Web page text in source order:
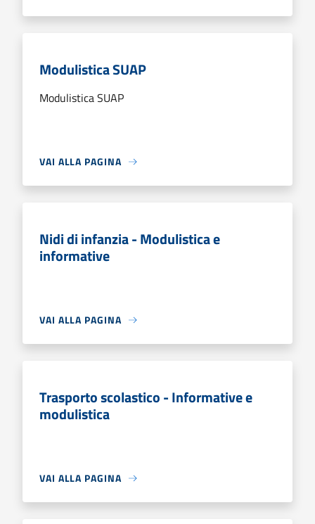
Modulistica SUAP
Modulistica SUAP
VAI ALLA PAGINA
Nidi di infanzia - Modulistica e
informative
VAI ALLA PAGINA
Trasporto scolastico - Informative e
modulistica
VAI ALLA PAGINA